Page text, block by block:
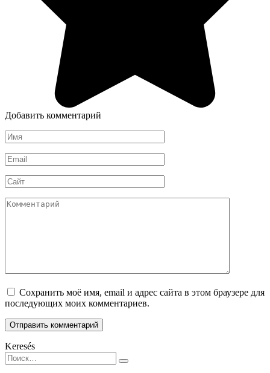
Добавить комментарий
Имя
*
Email
*
Сайт
Комментарий
Сохранить моё имя, email и адрес сайта в этом браузере для
последующих моих комментариев.
Keresés
Search
for: